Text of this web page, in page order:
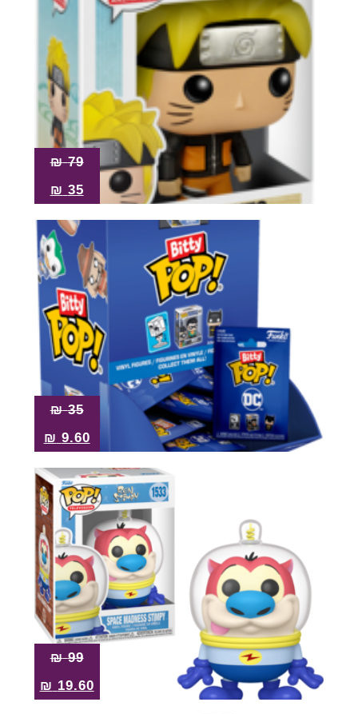
מבצע
79
₪
35
₪
35
₪
9.60
₪
99
₪
19.60
₪